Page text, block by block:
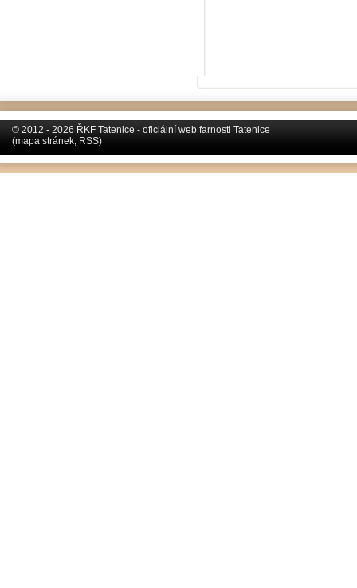
© 2012 - 2026 ŘKF Tatenice - oficiální web farnosti Tatenice
(mapa stránek, RSS)